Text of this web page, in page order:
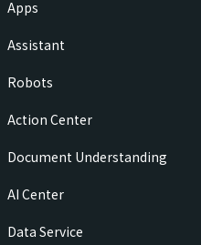
Apps
Assistant
Robots
Action Center
Document Understanding
AI Center
Data Service